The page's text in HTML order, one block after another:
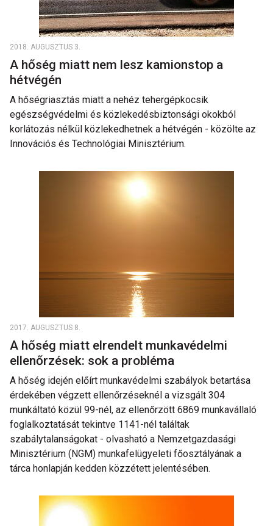
2018. AUGUSZTUS 3.
A hőség miatt nem lesz kamionstop a
hétvégén
A hőségriasztás miatt a nehéz tehergépkocsik
egészségvédelmi és közlekedésbiztonsági okokból
korlátozás nélkül közlekedhetnek a hétvégén - közölte az
Innovációs és Technológiai Minisztérium.
2017. AUGUSZTUS 8.
A hőség miatt elrendelt munkavédelmi
ellenőrzések: sok a probléma
A hőség idején előírt munkavédelmi szabályok betartása
érdekében végzett ellenőrzéseknél a vizsgált 304
munkáltató közül 99-nél, az ellenőrzött 6869 munkavállaló
foglalkoztatását tekintve 1141-nél találtak
szabálytalanságokat - olvasható a Nemzetgazdasági
Minisztérium (NGM) munkafelügyeleti főosztályának a
tárca honlapján kedden közzétett jelentésében.